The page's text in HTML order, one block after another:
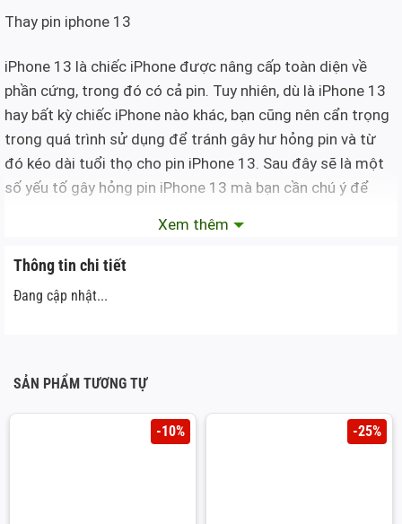
Thay pin iphone 13
iPhone 13 là chiếc iPhone được nâng cấp toàn diện về
phần cứng, trong đó có cả pin. Tuy nhiên, dù là iPhone 13
hay bất kỳ chiếc iPhone nào khác, bạn cũng nên cẩn trọng
trong quá trình sử dụng để tránh gây hư hỏng pin và từ
đó kéo dài tuổi thọ cho pin iPhone 13. Sau đây sẽ là một
số yếu tố gây hỏng pin iPhone 13 mà bạn cần chú ý để
Thứ nhất là ứng dụng chạy ngầm
iPhone (cũng như hầu hết smartphone ngày nay) đều là
duy trì một số ứng dụng chạy ngầm, từ đó khiến cho
iPhone chính hãng
vào theo thứ tự sau: Cài đặt -> Cài đặt chung -> Làm
mới ứng dụng trong nền (Background App Refresh) và
Xem thêm
Thông tin chi tiết
Đang cập nhật...
SẢN PHẨM TƯƠNG TỰ
-10% -25%